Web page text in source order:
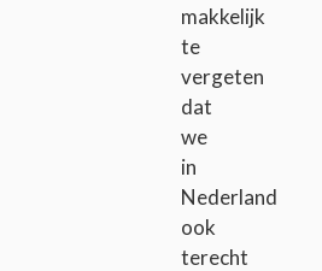
makkelijk
te
vergeten
dat
we
in
Nederland
ook
terecht